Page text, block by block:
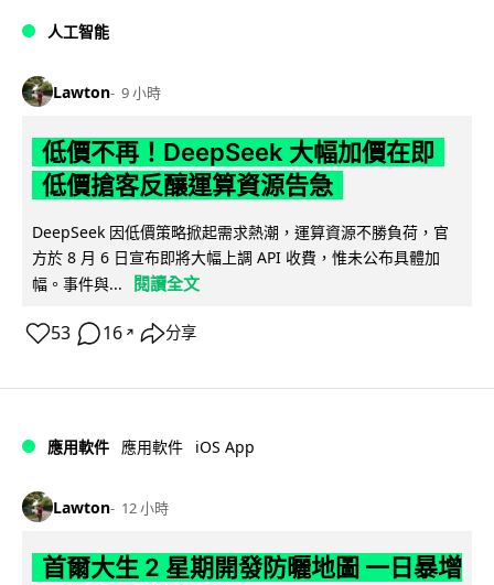
人工智能
Lawton 9 小時
低價不再！DeepSeek 大幅加價在即
低價搶客反釀運算資源告急
DeepSeek 因低價策略掀起需求熱潮，運算資源不勝負荷，官
方於 8 月 6 日宣布即將大幅上調 API 收費，惟未公布具體加
幅。事件與...
閱讀全文
53 16 ↗ 分享
應用軟件 應用軟件 iOS App
Lawton 12 小時
首爾大生 2 星期開發防曬地圖 一日暴增